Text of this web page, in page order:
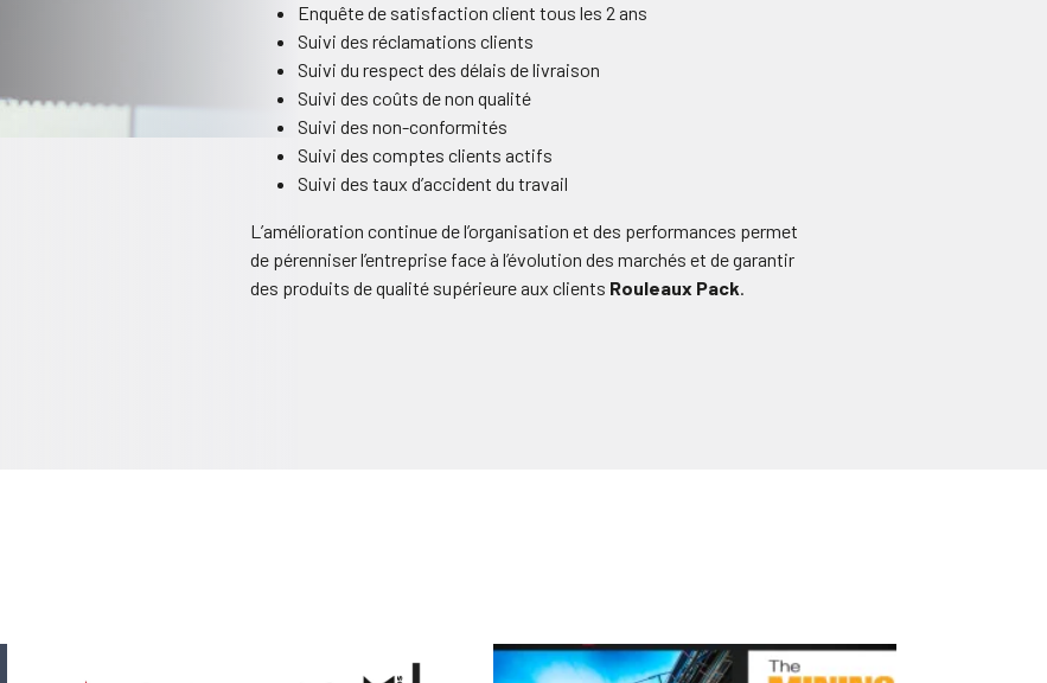
Enquête de satisfaction client tous les 2 ans
Suivi des réclamations clients
Suivi du respect des délais de livraison
Suivi des coûts de non qualité
Suivi des non-conformités
Suivi des comptes clients actifs
Suivi des taux d’accident du travail
L’amélioration continue de l’organisation et des performances permet
de pérenniser l’entreprise face à l’évolution des marchés et de garantir
des produits de qualité supérieure aux clients Rouleaux Pack.